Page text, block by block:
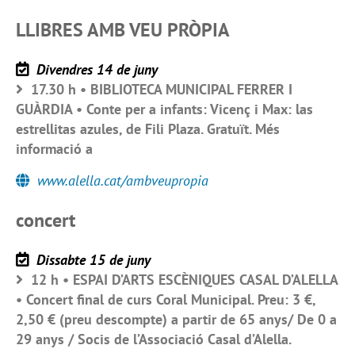
LLIBRES AMB VEU PRÒPIA
Divendres 14 de juny
17.30 h • BIBLIOTECA MUNICIPAL FERRER I
GUÀRDIA • Conte per a infants: Vicenç i Max: las
estrellitas azules, de Fili Plaza. Gratuït. Més
informació a
www.alella.cat/ambveupropia
concert
Dissabte 15 de juny
12 h • ESPAI D’ARTS ESCÈNIQUES CASAL D’ALELLA
• Concert final de curs Coral Municipal. Preu: 3 €,
2,50 € (preu descompte) a partir de 65 anys/ De 0 a
29 anys / Socis de l’Associació Casal d’Alella.